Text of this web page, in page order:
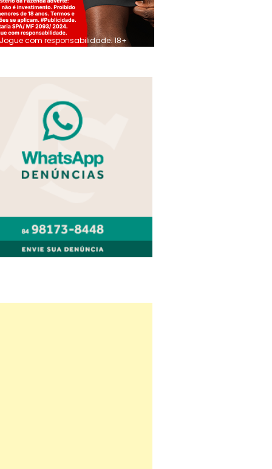
Jogue com responsabilidade. 18+